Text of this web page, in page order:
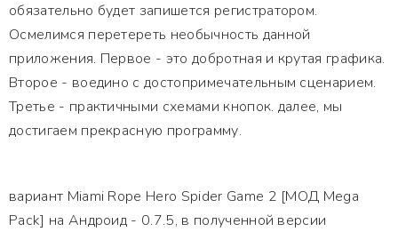
обязательно будет запишется регистратором.
Осмелимся перетереть необычность данной
приложения. Первое - это добротная и крутая графика.
Второе - воедино с достопримечательным сценарием.
Третье - практичными схемами кнопок. далее, мы
достигаем прекрасную программу.
вариант Miami Rope Hero Spider Game 2 [МОД Mega
Pack] на Андроид - 0.7.5, в полученной версии